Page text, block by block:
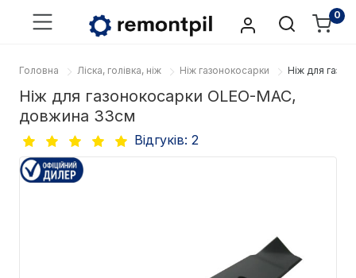
0
Головна Ліска, голівка, ніж Ніж газонокосарки Ніж для
Ніж для газонокосарки OLEO-MAC,
довжина 33см
Відгуків: 2